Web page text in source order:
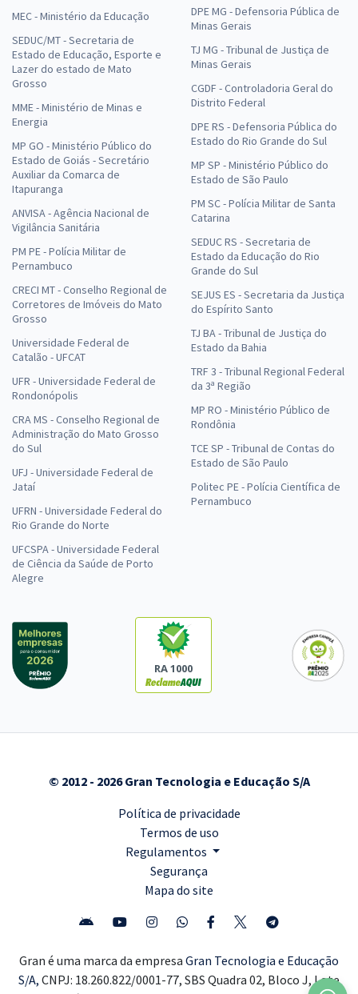
MEC - Ministério da Educação
SEDUC/MT - Secretaria de
Estado de Educação, Esporte e
Lazer do estado de Mato
Grosso
MME - Ministério de Minas e
Energia
MP GO - Ministério Público do
Estado de Goiás - Secretário
Auxiliar da Comarca de
Itapuranga
ANVISA - Agência Nacional de
Vigilância Sanitária
PM PE - Polícia Militar de
Pernambuco
CRECI MT - Conselho Regional de
Corretores de Imóveis do Mato
Grosso
Universidade Federal de
Catalão - UFCAT
UFR - Universidade Federal de
Rondonópolis
CRA MS - Conselho Regional de
Administração do Mato Grosso
do Sul
UFJ - Universidade Federal de
Jataí
UFRN - Universidade Federal do
Rio Grande do Norte
UFCSPA - Universidade Federal
de Ciência da Saúde de Porto
Alegre
DPE MG - Defensoria Pública de
Minas Gerais
TJ MG - Tribunal de Justiça de
Minas Gerais
CGDF - Controladoria Geral do
Distrito Federal
DPE RS - Defensoria Pública do
Estado do Rio Grande do Sul
MP SP - Ministério Público do
Estado de São Paulo
PM SC - Polícia Militar de Santa
Catarina
SEDUC RS - Secretaria de
Estado da Educação do Rio
Grande do Sul
SEJUS ES - Secretaria da Justiça
do Espírito Santo
TJ BA - Tribunal de Justiça do
Estado da Bahia
TRF 3 - Tribunal Regional Federal
da 3ª Região
MP RO - Ministério Público de
Rondônia
TCE SP - Tribunal de Contas do
Estado de São Paulo
Politec PE - Polícia Científica de
Pernambuco
RA 1000
© 2012 - 2026 Gran Tecnologia e Educação S/A
Política de privacidade
Termos de uso
Regulamentos
Segurança
Mapa do site
Gran é uma marca da empresa Gran Tecnologia e Educação
S/A, CNPJ: 18.260.822/0001-77, SBS Quadra 02, Bloco J, Lote